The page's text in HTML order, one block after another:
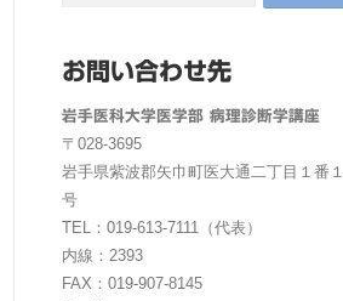
お問い合わせ先
岩手医科大学医学部 病理診断学講座
〒028-3695
岩手県紫波郡矢巾町医大通二丁目１番１
号
TEL：019-613-7111（代表）
内線：2393
FAX：019-907-8145